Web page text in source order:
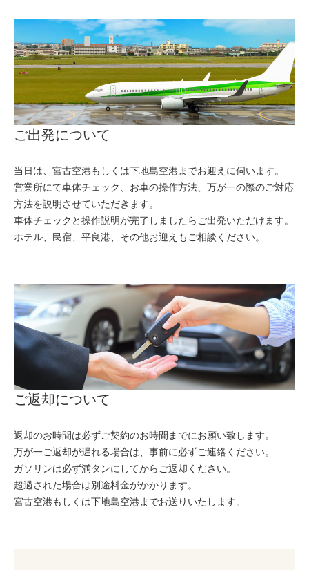
ご出発について
当日は、宮古空港もしくは下地島空港までお迎えに伺います。
営業所にて車体チェック、お車の操作方法、万が一の際のご対応
方法を説明させていただきます。
車体チェックと操作説明が完了しましたらご出発いただけます。
ホテル、民宿、平良港、その他お迎えもご相談ください。
ご返却について
返却のお時間は必ずご契約のお時間までにお願い致します。
万が一ご返却が遅れる場合は、事前に必ずご連絡ください。
ガソリンは必ず満タンにしてからご返却ください。
超過された場合は別途料金がかかります。
宮古空港もしくは下地島空港までお送りいたします。